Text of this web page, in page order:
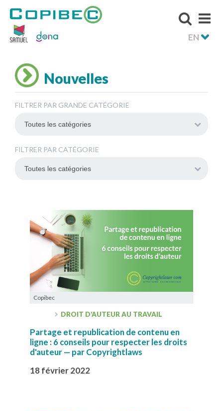
EN
Nouvelles
FILTRER PAR GRANDE CATÉGORIE
FILTRER PAR CATÉGORIE
Copibec
DROIT D’AUTEUR AU TRAVAIL
Partage et republication de contenu en
ligne : 6 conseils pour respecter les droits
d'auteur — par Copyrightlaws
18 février 2022